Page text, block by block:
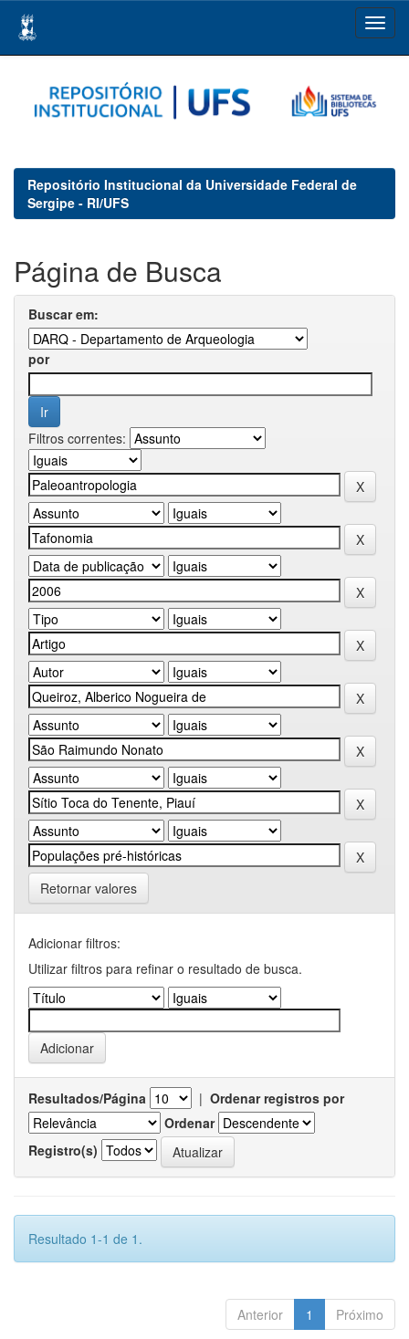
navigation
Repositório Institucional da Universidade Federal de
Sergipe - RI/UFS
Página de Busca
Buscar em:
por
Filtros correntes:
Retornar valores
Adicionar filtros:
Utilizar filtros para refinar o resultado de busca.
Resultados/Página | Ordenar registros por
Ordenar
Registro(s)
Resultado 1-1 de 1.
Anterior 1 Próximo